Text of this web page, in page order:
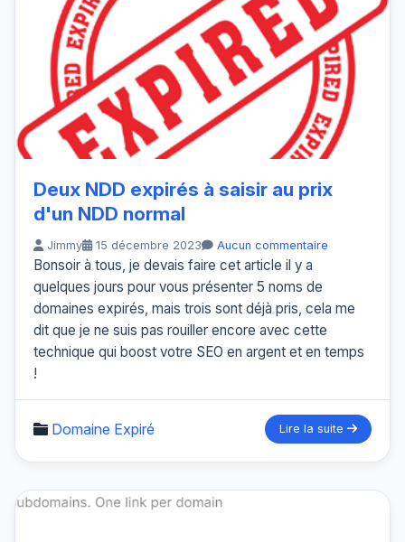
Deux NDD expirés à saisir au prix
d'un NDD normal
Jimmy 15 décembre 2023 Aucun commentaire
Bonsoir à tous, je devais faire cet article il y a
quelques jours pour vous présenter 5 noms de
domaines expirés, mais trois sont déjà pris, cela me
dit que je ne suis pas rouiller encore avec cette
technique qui boost votre SEO en argent et en temps
!
Domaine Expiré Lire la suite